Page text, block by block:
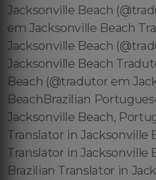
Jacksonville Beach
em Jacksonville Beach
Jacksonville Beach
Jacksonville Beach
Beach (@tradutor em
BeachBrazilian
Jacksonville Beach,
Translator in Jacksonville
Translator in Jacksonville
Brazilian Translator in